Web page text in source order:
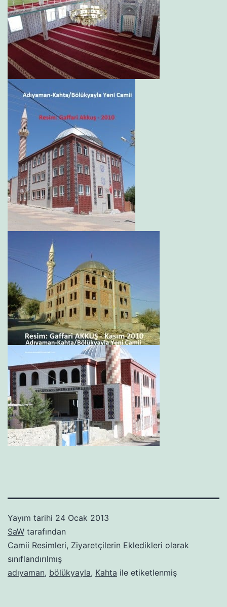
Yayım tarihi 24 Ocak 2013
SaW tarafından
Camii Resimleri, Ziyaretçilerin Ekledikleri olarak
sınıflandırılmış
adıyaman, bölükyayla, Kahta ile etiketlenmiş